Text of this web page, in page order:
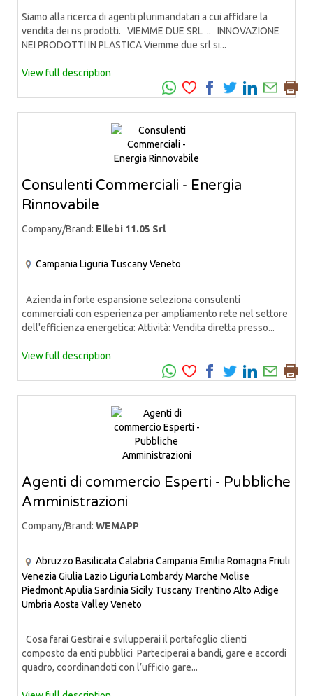
Siamo alla ricerca di agenti plurimandatari a cui affidare la
vendita dei ns prodotti. VIEMME DUE SRL .. INNOVAZIONE
NEI PRODOTTI IN PLASTICA Viemme due srl si...
View full description
Consulenti Commerciali - Energia
Rinnovabile
Company/Brand: Ellebi 11.05 Srl
Campania Liguria TuscanyVeneto
Azienda in forte espansione seleziona consulenti
commerciali con esperienza per ampliamento rete nel settore
dell'efficienza energetica: Attività: Vendita diretta presso...
View full description
Agenti di commercio Esperti - Pubbliche
Amministrazioni
Company/Brand: WEMAPP
Abruzzo Basilicata Calabria Campania Emilia Romagna Friuli
Venezia Giulia Lazio Liguria LombardyMarche Molise
PiedmontApulia Sardinia Sicily Tuscany Trentino Alto Adige
Umbria Aosta ValleyVeneto
Cosa farai Gestirai e svilupperai il portafoglio clienti
composto da enti pubblici Parteciperai a bandi, gare e accordi
quadro, coordinandoti con l’ufficio gare...